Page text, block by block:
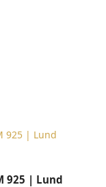
925 | Lund